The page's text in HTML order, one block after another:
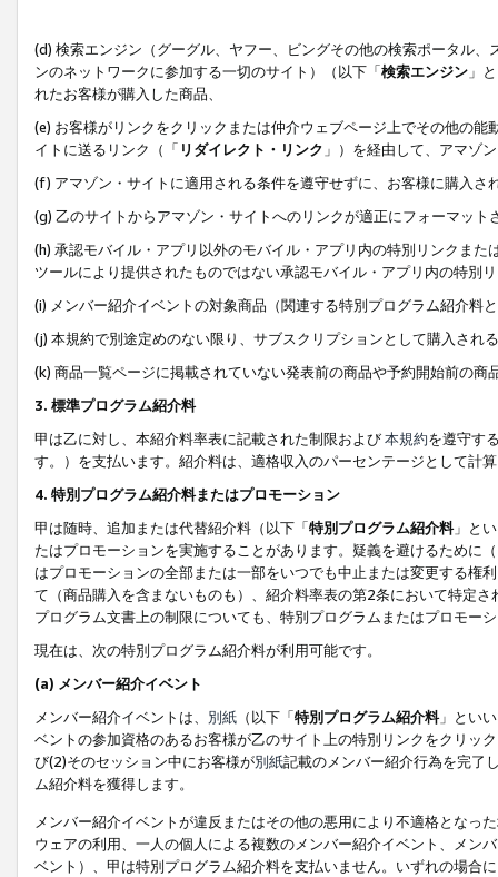
(d) 検索エンジン（グーグル、ヤフー、ビングその他の検索ポータル
ンのネットワークに参加する一切のサイト）（以下「検索エンジン 」
れたお客様が購入した商品、
(e) お客様がリンクをクリックまたは仲介ウェブページ上でその他の
イトに送るリンク（「 リダイレクト・リンク 」）を経由して、アマゾ
(f) アマゾン・サイトに適用される条件を遵守せずに、お客様に購入さ
(g) 乙のサイトからアマゾン・サイトへのリンクが適正にフォーマッ
(h) 承認モバイル・アプリ以外のモバイル・アプリ内の特別リンクま
ツールにより提供されたものではない承認モバイル・アプリ内の特別
(i) メンバー紹介イベントの対象商品（関連する特別プログラム紹介料
(j) 本規約で別途定めのない限り、サブスクリプションとして購入され
(k) 商品一覧ページに掲載されていない発表前の商品や予約開始前の商
3. 標準プログラム紹介料
甲は乙に対し、本紹介料率表に記載された制限および本規約を遵守す
す。）を支払います。紹介料は、適格収入のパーセンテージとして計
4. 特別プログラム紹介料またはプロモーション
甲は随時、追加または代替紹介料（以下「特別プログラム紹介料」と
たはプロモーションを実施することがあります。疑義を避けるために
はプロモーションの全部または一部をいつでも中止または変更する権
て（商品購入を含まないものも）、紹介料率表の第2条において特定
プログラム文書上の制限についても、特別プログラムまたはプロモー
現在は、次の特別プログラム紹介料が利用可能です。
(a) メンバー紹介イベント
メンバー紹介イベントは、 別紙 （以下「特別プログラム紹介料」とい
ベントの参加資格のあるお客様が乙のサイト上の特別リンクをクリッ
び(2)そのセッション中にお客様が別紙記載のメンバー紹介行為を完了
ム紹介料を獲得します。
メンバー紹介イベントが違反またはその他の悪用により不適格となっ
ウェアの利用、一人の個人による複数のメンバー紹介イベント、メン
ベント）、甲は特別プログラム紹介料を支払いません。いずれの場合